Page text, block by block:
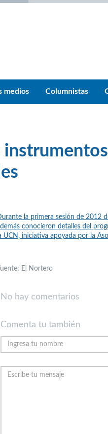
medios Columnistas
la primera sesión de 2012
conocieron detalles del
UCN, iniciativa apoyada por la
El Nortero
No hay comentarios
Comenta tu también